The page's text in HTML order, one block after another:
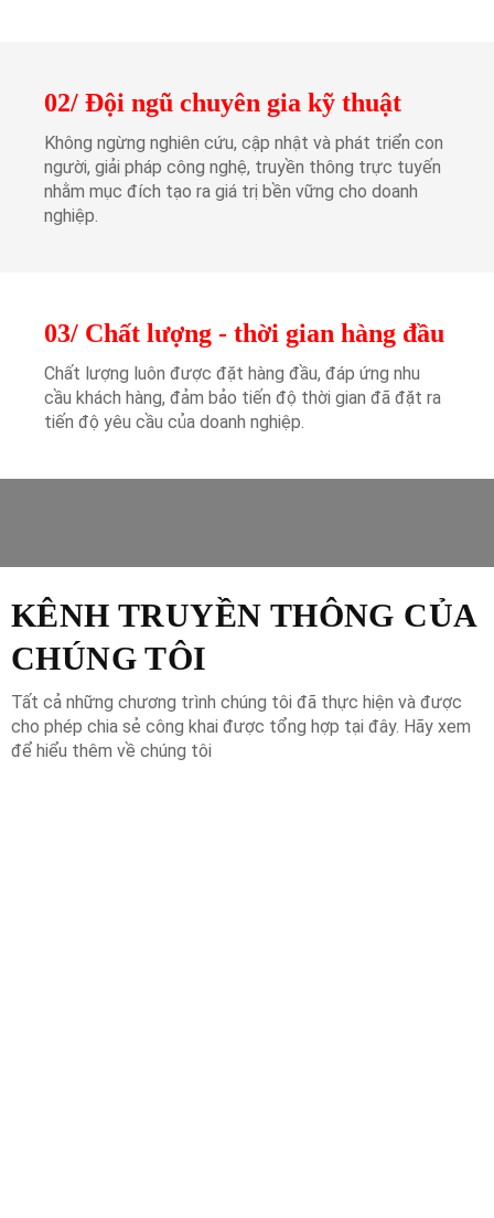
02/ Đội ngũ chuyên gia kỹ thuật
Không ngừng nghiên cứu, cập nhật và phát triển con
người, giải pháp công nghệ, truyền thông trực tuyến
nhằm mục đích tạo ra giá trị bền vững cho doanh
nghiệp.
03/ Chất lượng - thời gian hàng đầu
Chất lượng luôn được đặt hàng đầu, đáp ứng nhu
cầu khách hàng, đảm bảo tiến độ thời gian đã đặt ra
tiến độ yêu cầu của doanh nghiệp.
KÊNH TRUYỀN THÔNG CỦA
CHÚNG TÔI
Tất cả những chương trình chúng tôi đã thực hiện và được
cho phép chia sẻ công khai được tổng hợp tại đây. Hãy xem
để hiểu thêm về chúng tôi